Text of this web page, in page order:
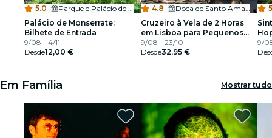
5.0 ·
Parque e Palácio de Monserrate
Palácio de Monserrate:
Bilhete de Entrada
9/08 - 4/11
Desde12,00 €
4.8 ·
Doca de Santo Amaro
Cruzeiro à Vela de 2 Horas
em Lisboa para Pequenos
Grupos com Bebidas e
Petiscos
9/08 - 23/10
Desde32,95 €
9/
Em Família Mostrar tudo